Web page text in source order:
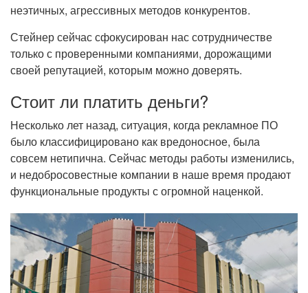
неэтичных, агрессивных методов конкурентов.
Стейнер сейчас сфокусирован нас сотрудничестве
только с проверенными компаниями, дорожащими
своей репутацией, которым можно доверять.
Стоит ли платить деньги?
Несколько лет назад, ситуация, когда рекламное ПО
было классифицировано как вредоносное, была
совсем нетипична. Сейчас методы работы изменились,
и недобросовестные компании в наше время продают
функциональные продукты с огромной наценкой.